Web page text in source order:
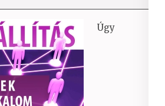
Úgy